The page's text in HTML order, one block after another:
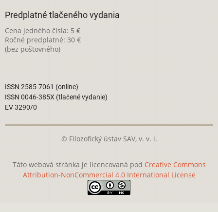
Predplatné tlačeného vydania
Cena jedného čísla: 5 €
Ročné predplatné: 30 €
(bez poštovného)
ISSN 2585-7061 (online)
ISSN 0046-385X (tlačené vydanie)
EV 3290/0
© Filozofický ústav SAV, v. v. i.
Táto webová stránka je licencovaná pod Creative Commons
Attribution-NonCommercial 4.0 International License